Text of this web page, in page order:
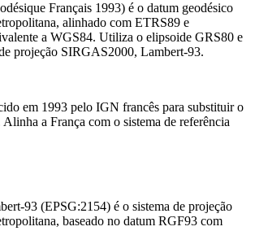
Français 1993) é o datum geodésico
alinhado com ETRS89 e
a WGS84. Utiliza o elipsoide GRS80 e
projeção SIRGAS2000, Lambert-93.
em 1993 pelo IGN francês para substituir o
a França com o sistema de referência
93 (EPSG:2154) é o sistema de projeção
baseado no datum RGF93 com